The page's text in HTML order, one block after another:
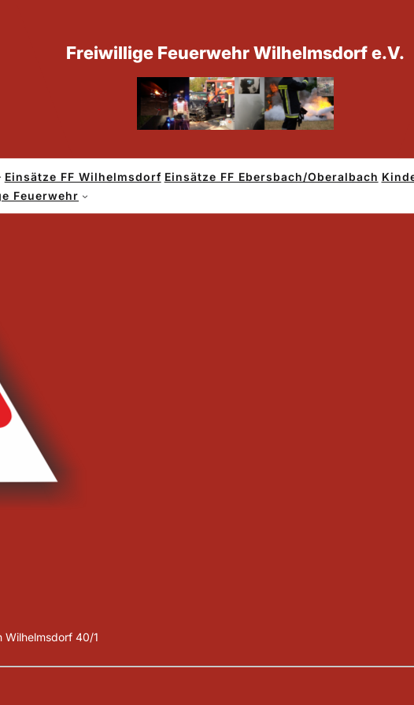
Freiwillige Feuerwehr Wilhelmsdorf e.V.
Einsätze FF Wilhelmsdorf Einsätze FF Ebersbach/Oberalbach
Feuerwehr
THL – Türöffnung akut
Wilhelmsdorf 40/1